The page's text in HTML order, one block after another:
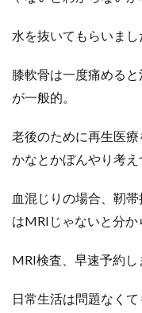
水を抜いてもらいまし
膝軟骨は一度痛める
が一般的。
老後のために再生医
かなとかぼんやり考え
血混じりの場合、靭
はMRIじゃないと分か
MRI検査、早速予約し
日常生活は問題なく